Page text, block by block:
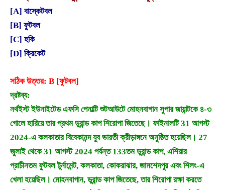
[A] বাস্কেটবল
[B] ফুটবল
[C] হকি
[D] ক্রিকেট
সঠিক উত্তর: B [ফুটবল]
দ্রষ্টব্য:
নর্থইস্ট ইউনাইটেড এফসি পেনাল্টি শুটআউটে মোহনবাগান সুপার জায়ান্টকে ৪-৩
গোলে হারিয়ে তার প্রথম ডুরান্ড কাপ শিরোপা জিতেছে। ফাইনালটি 31 আগস্ট
2024-এ কলকাতার বিবেকানন্দ যুব ভারতী ক্রীড়াঙ্গনে অনুষ্ঠিত হয়েছিল। 27
জুলাই থেকে 31 আগস্ট 2024 পর্যন্ত 133তম ডুরান্ড কাপ, এশিয়ার
প্রাচীনতম ফুটবল টুর্নামেন্ট, কলকাতা, কোকরাঝার, জামশেদপুর এবং শিলং-এ
খেলা হয়েছিল। মোহনবাগান, ডুরান্ড কাপ জিতেছে, তার শিরোপা রক্ষা করতে